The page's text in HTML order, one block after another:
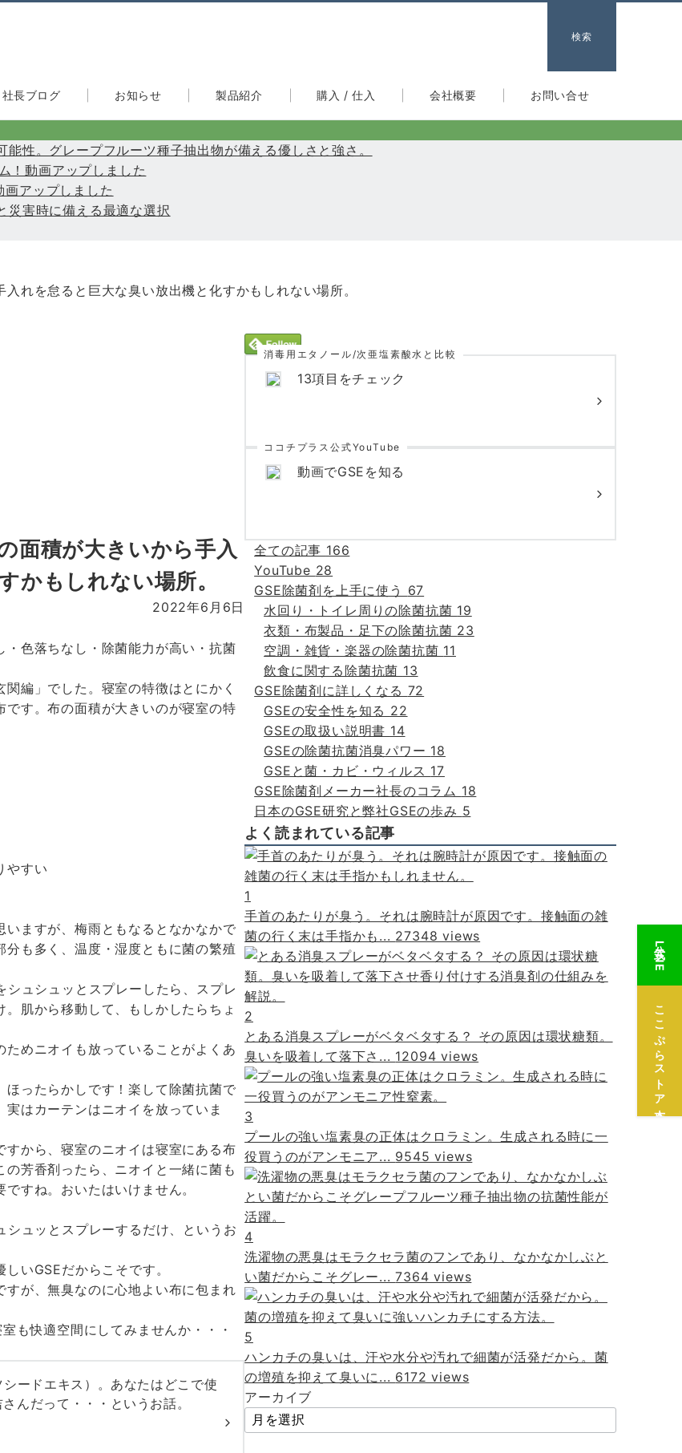
検索
社長ブログ お知らせ 製品紹介 購入 / 仕入 会社概要 お問い合せ
性。グレープフルーツ種子抽出物が備える優しさと強さ。
！動画アップしました
アップしました
害時に備える最適な選択
れを怠ると巨大な臭い放出機と化すかもしれない場所。
面積が大きいから手入
かもしれない場所。
2022年6月6日
色落ちなし・除菌能力が高い・抗菌
編」でした。寝室の特徴はとにかく
です。布の面積が大きいのが寝室の特
やすい
ますが、梅雨ともなるとなかなかで
も多く、温度・湿度ともに菌の繁殖
ュシュッとスプレーしたら、スプレ
肌から移動して、もしかしたらちょ
めニオイも放っていることがよくあ
ったらかしです！楽して除菌抗菌で
はカーテンはニオイを放っていま
から、寝室のニオイは寝室にある布
芳香剤ったら、ニオイと一緒に菌も
すね。おいたはいけません。
ュッとスプレーするだけ、というお
いGSEだからこそです。
が、無臭なのに心地よい布に包まれ
も快適空間にしてみませんか・・・
ードエキス）。あなたはどこで使
んだって・・・というお話。
消毒用エタノール/次亜塩素酸水と比較
13項目をチェック
ココチプラス公式YouTube
動画でGSEを知る
全ての記事 166
YouTube 28
GSE除菌剤を上手に使う 67
水回り・トイレ周りの除菌抗菌 19
衣類・布製品・足下の除菌抗菌 23
空調・雑貨・楽器の除菌抗菌 11
飲食に関する除菌抗菌 13
GSE除菌剤に詳しくなる 72
GSEの安全性を知る 22
GSEの取扱い説明書 14
GSEの除菌抗菌消臭パワー 18
GSEと菌・カビ・ウィルス 17
GSE除菌剤メーカー社長のコラム 18
日本のGSE研究と弊社GSEの歩み 5
よく読まれている記事
1
手首のあたりが臭う。それは腕時計が原因です。接触面の雑
菌の行く末は手指かも... 27348 views
2
とある消臭スプレーがベタベタする？ その原因は環状糖類。
臭いを吸着して落下さ... 12094 views
3
プールの強い塩素臭の正体はクロラミン。生成される時に一
役買うのがアンモニア... 9545 views
4
洗濯物の悪臭はモラクセラ菌のフンであり、なかなかしぶと
い菌だからこそグレー...7364 views
5
ハンカチの臭いは、汗や水分や汚れで細菌が活発だから。菌
の増殖を抑えて臭いに... 6172 views
アーカイブ
公式LINE
ここぷらストア本店